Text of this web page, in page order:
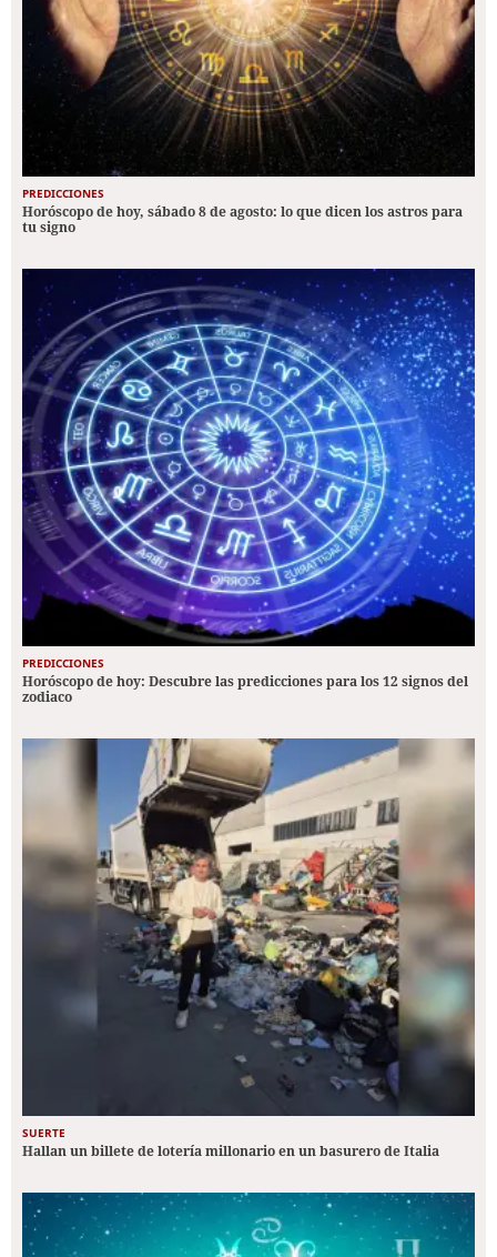
PREDICCIONES
Horóscopo de hoy, sábado 8 de agosto: lo que dicen los astros para
tu signo
PREDICCIONES
Horóscopo de hoy: Descubre las predicciones para los 12 signos del
zodiaco
SUERTE
Hallan un billete de lotería millonario en un basurero de Italia